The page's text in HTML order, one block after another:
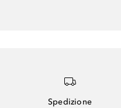
Spedizione